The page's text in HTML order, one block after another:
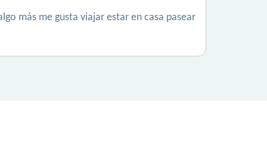
más me gusta viajar estar en casa pasear